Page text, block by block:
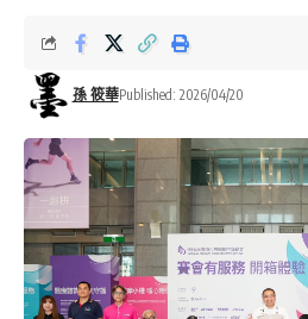
孫 筱華Published: 2026/04/20